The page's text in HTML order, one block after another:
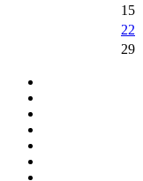
15
22
29